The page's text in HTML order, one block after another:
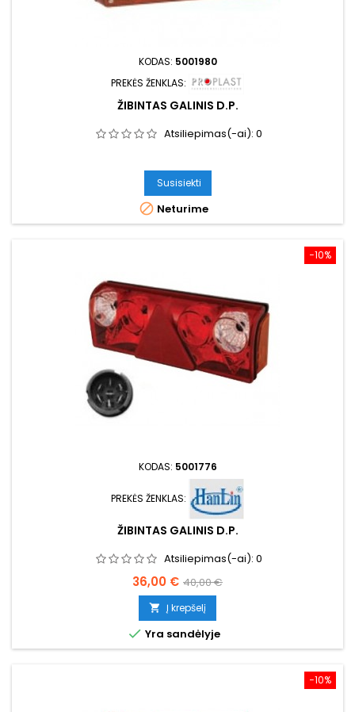
KODAS: 5001980
PREKĖS ŽENKLAS:
ŽIBINTAS GALINIS D.P.
Atsiliepimas(-ai): 0
Susisiekti
 Neturime
−10%
KODAS: 5001776
PREKĖS ŽENKLAS:
ŽIBINTAS GALINIS D.P.
Atsiliepimas(-ai): 0
Kaina
36,00 € Bazinė
kaina
40,00 €
 Į krepšelį
 Yra sandėlyje
−10%